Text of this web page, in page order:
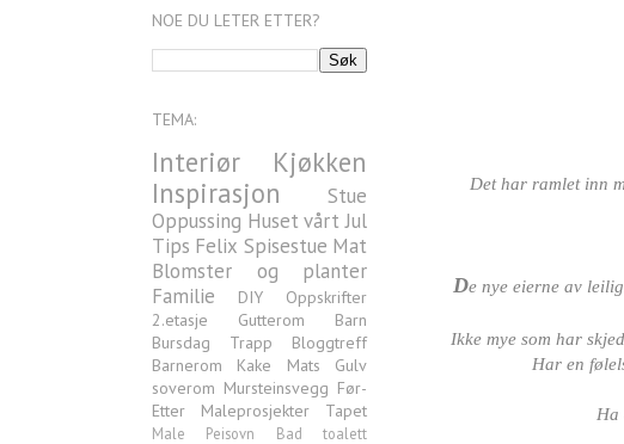
Det har ramlet inn
De nye eierne av
Ikke mye som har
Har en
Ha
NOE DU LETER ETTER?
TEMA:
Interiør
Kjøkken
Inspirasjon
Stue
Oppussing Huset vårt Jul
Tips Felix Spisestue Mat
Blomster og planter
Familie
DIY
Oppskrifter
2.etasje
Gutterom
Barn
Bursdag
Trapp
Bloggtreff
Barnerom
Kake Mats
Gulv
soverom Mursteinsvegg Før-
Etter
Maleprosjekter Tapet
Male Peisovn Bad
toalett